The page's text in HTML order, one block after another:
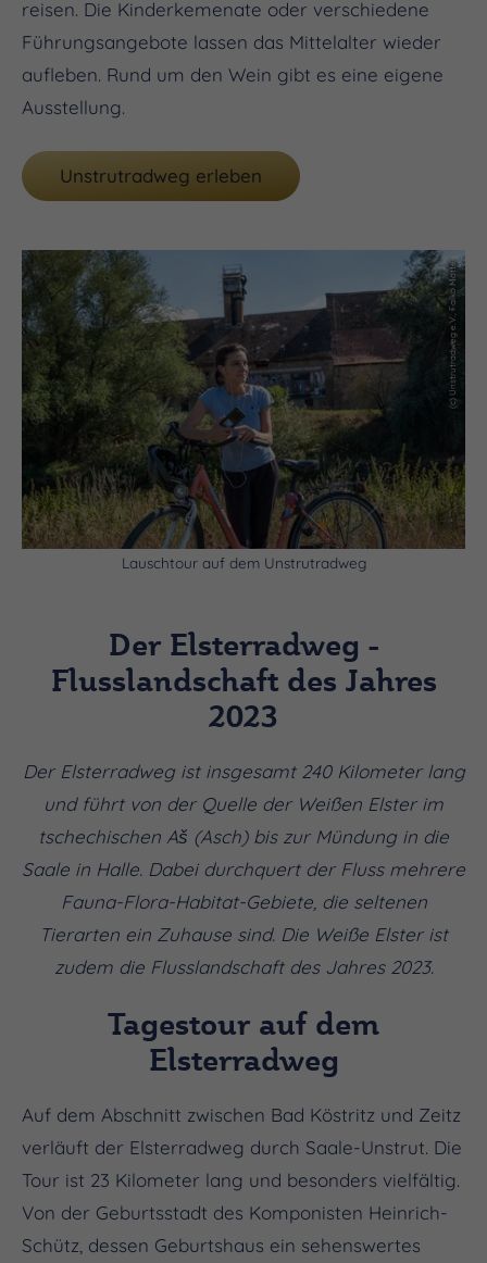
reisen. Die Kinderkemenate oder verschiedene
Führungsangebote lassen das Mittelalter wieder
aufleben. Rund um den Wein gibt es eine eigene
Ausstellung.
Unstrutradweg erleben
(c) Unstrutradweg e.V., Falko Matte
Lauschtour auf dem Unstrutradweg
Der Elsterradweg -
Flusslandschaft des Jahres
2023
Der Elsterradweg ist insgesamt 240 Kilometer lang
und führt von der Quelle der Weißen Elster im
tschechischen Aš (Asch) bis zur Mündung in die
Saale in Halle. Dabei durchquert der Fluss mehrere
Fauna-Flora-Habitat-Gebiete, die seltenen
Tierarten ein Zuhause sind. Die Weiße Elster ist
zudem die Flusslandschaft des Jahres 2023.
Tagestour auf dem
Elsterradweg
Auf dem Abschnitt zwischen Bad Köstritz und Zeitz
verläuft der Elsterradweg durch Saale-Unstrut. Die
Tour ist 23 Kilometer lang und besonders vielfältig.
Von der Geburtsstadt des Komponisten Heinrich-
Schütz, dessen Geburtshaus ein sehenswertes